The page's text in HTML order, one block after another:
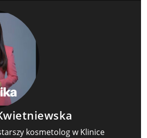
kosmetolog w Klinice